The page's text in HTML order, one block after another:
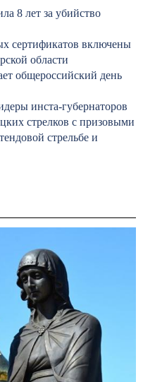
8 лет за убийство
сертификатов включены
области
общероссийский день
инста-губернаторов
стрелков с призовыми
стрельбе и